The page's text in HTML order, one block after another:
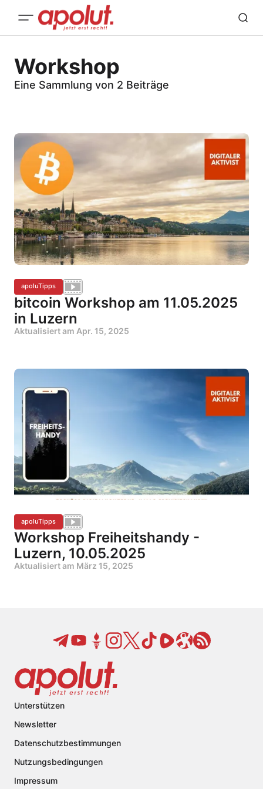
Workshop
Eine Sammlung von 2 Beiträge
apoluTipps
bitcoin Workshop am 11.05.2025
in Luzern
Aktualisiert am Apr. 15, 2025
apoluTipps
Workshop Freiheitshandy -
Luzern, 10.05.2025
Aktualisiert am März 15, 2025
Unterstützen
Newsletter
Datenschutzbestimmungen
Nutzungsbedingungen
Impressum